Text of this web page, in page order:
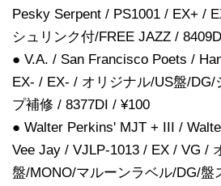
Pesky Serpent / PS1001 / EX+ /
シュリンク付/FREE JAZZ /
● V.A. / San Francisco Poets /
EX- / EX- / オリジナル/US盤/DG/
プ補修 / 8377DI / ¥100
● Walter Perkins' MJT + III /
Vee Jay / VJLP-1013 / EX / VG /
盤/MONO/マルーンラベル/DG/盤